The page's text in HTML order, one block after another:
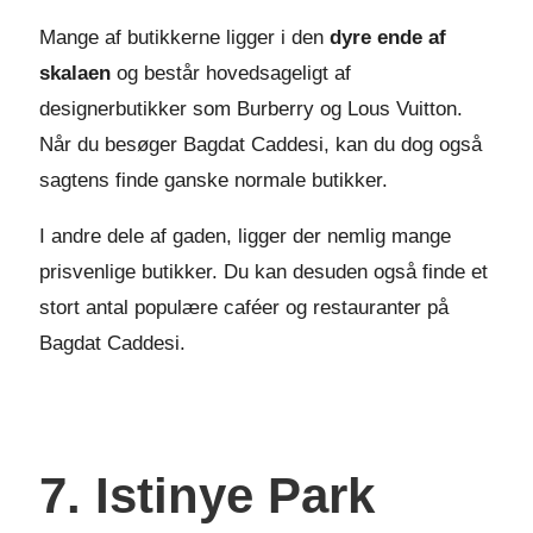
Mange af butikkerne ligger i den dyre ende af
skalaen og består hovedsageligt af
designerbutikker som Burberry og Lous Vuitton.
Når du besøger Bagdat Caddesi, kan du dog også
sagtens finde ganske normale butikker.
I andre dele af gaden, ligger der nemlig mange
prisvenlige butikker. Du kan desuden også finde et
stort antal populære caféer og restauranter på
Bagdat Caddesi.
7. Istinye Park